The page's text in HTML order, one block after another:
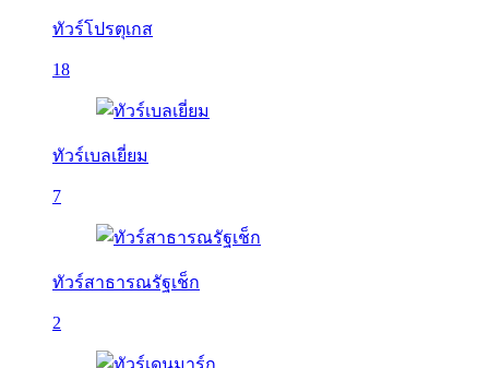
ทัวร์โปรตุเกส
18
ทัวร์เบลเยี่ยม
7
ทัวร์สาธารณรัฐเช็ก
2